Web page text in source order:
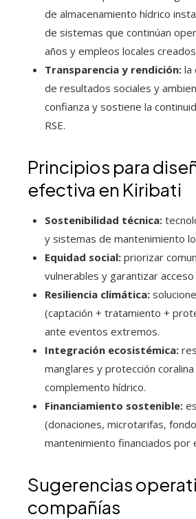
de almacenamiento hídrico
de sistemas que continúan
años y empleos locales
Transparencia y rendición: la
de resultados sociales y
confianza y sostiene la
RSE.
Principios para
efectiva en Kiribati
Sostenibilidad técnica:
y sistemas de mantenimiento
Equidad social: priorizar
vulnerables y garantizar acceso
Resiliencia climática:
(captación + tratamiento +
ante eventos extremos.
Integración ecosistémica:
manglares y protección
complemento hídrico.
Financiamiento sostenible:
(donaciones, microtarifas,
mantenimiento financiados por
Sugerencias
compañías